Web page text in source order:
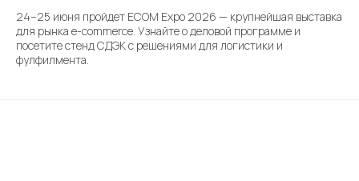
24–25 июня пройдет ECOM Expo 2026 — крупнейшая выставка
для рынка e-commerce. Узнайте о деловой программе и
посетите стенд СДЭК с решениями для логистики и
фулфилмента.